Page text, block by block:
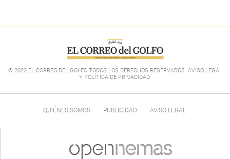
© 2022 EL CORREO DEL GOLFO TODOS LOS DERECHOS RESERVADOS. AVISO LEGAL
Y POLÍTICA DE PRIVACIDAD.
QUIÉNES SOMOS PUBLICIDAD AVISO LEGAL